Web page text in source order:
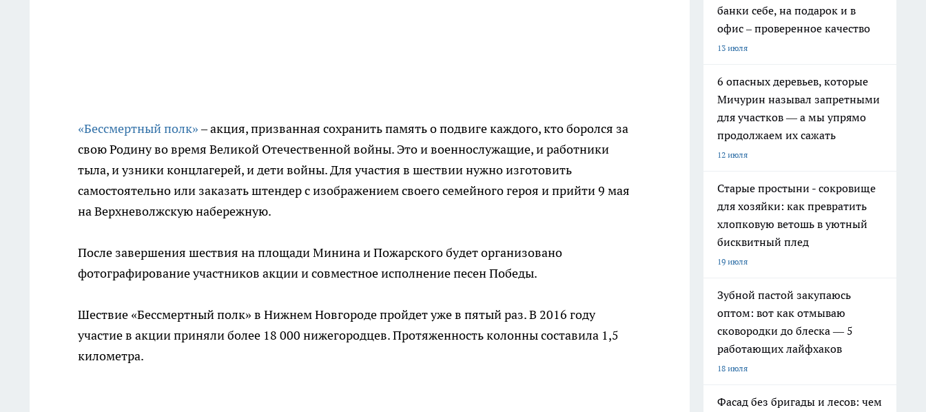
«Бессмертный полк»– акция, призванная сохранить память о подвиге каждого, кто боролся за
свою Родину во время Великой Отечественной войны. Это и военнослужащие, и работники
тыла, и узники концлагерей, и дети войны. Для участия в шествии нужно изготовить
самостоятельно или заказать штендер с изображением своего семейного героя и прийти 9 мая
на Верхневолжскую набережную.
После завершения шествия на площади Минина и Пожарского будет организовано
фотографирование участников акции и совместное исполнение песен Победы.
Шествие «Бессмертный полк» в Нижнем Новгороде пройдет уже в пятый раз. В 2016 году
участие в акции приняли более 18 000 нижегородцев. Протяженность колонны составила 1,5
километра.
банки себе, на подарок и в
офис – проверенное качество
13 июля
6 опасных деревьев, которые
Мичурин называл запретными
для участков — а мы упрямо
продолжаем их сажать
12 июля
Старые простыни - сокровище
для хозяйки: как превратить
хлопковую ветошь в уютный
бисквитный плед
19 июля
Зубной пастой закупаюсь
оптом: вот как отмываю
сковородки до блеска — 5
работающих лайфхаков
18 июля
Фасад без бригады и лесов: чем